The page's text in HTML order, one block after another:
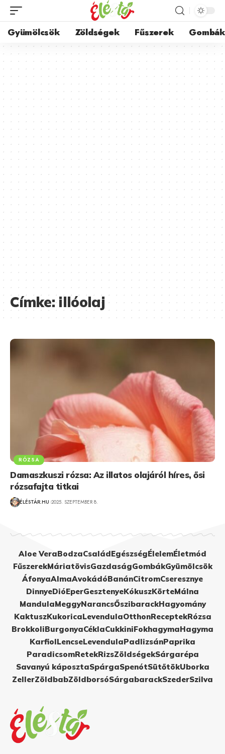
Gyümölcsök Zöldségek Fűszerek Gombák
Címke:illóolaj
RÓZSA
Damaszkuszi rózsa: Az illatos olajáról híres, ősi
rózsafajta titkai
ÉLÉSTÁR.HU 2025. SZEPTEMBER 8.
Aloe VeraBodzaCsaládEgészségÉlelemÉletmód
FűszerekMáriatövisGazdaságGombákGyümölcsök
ÁfonyaAlmaAvokádóBanánCitromCseresznye
DinnyeDióEperGesztenyeKókuszKörteMálna
MandulaMeggyNarancsŐszibarackHagyomány
KaktuszKukoricaLevendulaOtthonReceptekRózsa
BrokkoliBurgonyaCéklaCukkiniFokhagymaHagyma
KarfiolLencseLevendulaPadlizsánPaprika
ParadicsomRetekRizsZöldségekSárgarépa
Savanyú káposztaSpárgaSpenótSütőtökUborka
ZellerZöldbabZöldborsóSárgabarackSzederSzilva